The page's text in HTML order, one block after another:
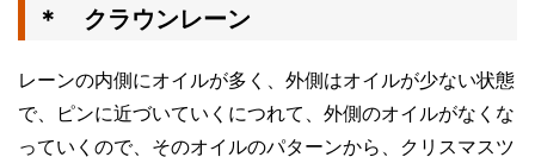
＊ クラウンレーン
レーンの内側にオイルが多く、外側はオイルが少ない状態
で、ピンに近づいていくにつれて、外側のオイルがなくな
っていくので、そのオイルのパターンから、クリスマスツ